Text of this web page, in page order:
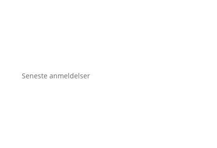
Seneste anmeldelser